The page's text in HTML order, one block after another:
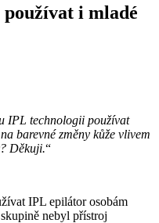
i mladé
IPL technologii používat
barevné změny kůže vlivem
Děkuji.“
IPL epilátor osobám
nebyl přístroj